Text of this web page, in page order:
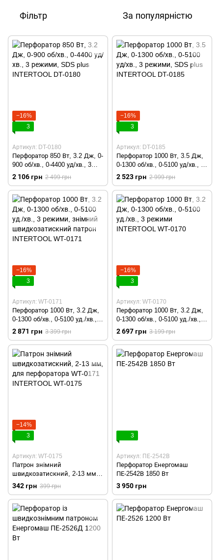
Фільтр За популярністю
−16%
3
Артикул: DT-0180
Перфоратор 850 Вт, 3.2 Дж, 0-
900 об/хв., 0-4400 уд/хв., 3
режими, SDS plus
INTERTOOL DT-0180
2 106 грн 2 499 грн
−16%
3
Артикул: DT-0185
Перфоратор 1000 Вт, 3.5 Дж,
0-1300 об/хв., 0-5100 уд/хв., 3
режими, SDS plus
INTERTOOL DT-0185
2 523 грн 2 999 грн
−16%
3
Артикул: WT-0171
Перфоратор 1000 Вт, 3.2 Дж,
0-1300 об/хв., 0-5100 уд./хв., 3
режими, знімний
швидкозатискний патрон
INTERTOOL WT-0171
2 871 грн 3 399 грн
−16%
3
Артикул: WT-0170
Перфоратор 1000 Вт, 3.2 Дж,
0-1300 об/хв., 0-5100 уд./хв., 3
режими INTERTOOL WT-0170
2 697 грн 3 199 грн
−14%
3
Артикул: WT-0175
Патрон знімний
швидкозатискний, 2-13 мм,
для перфоратора WT-0171
INTERTOOL WT-0175
342 грн 399 грн
3
Артикул: ПЕ-2542В
Перфоратор Енергомаш
ПЕ-2542В 1850 Вт
3 950 грн